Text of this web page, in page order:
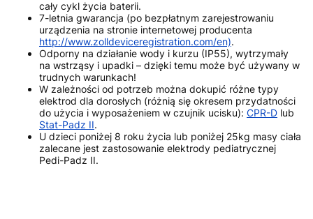
cały cykl życia baterii.
7-letnia gwarancja (po bezpłatnym zarejestrowaniu
urządzenia na stronie internetowej producenta
http://www.zolldeviceregistration.com/en).
Odporny na działanie wody i kurzu (IP55), wytrzymały
na wstrząsy i upadki – dzięki temu może być używany w
trudnych warunkach!
W zależności od potrzeb można dokupić różne typy
elektrod dla dorosłych (różnią się okresem przydatności
do użycia i wyposażeniem w czujnik ucisku): CPR-D lub
Stat-Padz II.
U dzieci poniżej 8 roku życia lub poniżej 25kg masy ciała
zalecane jest zastosowanie elektrody pediatrycznej
Pedi-Padz II.